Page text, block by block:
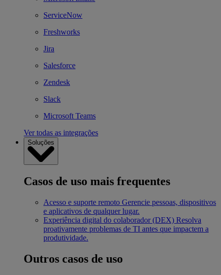
ServiceNow
Freshworks
Jira
Salesforce
Zendesk
Slack
Microsoft Teams
Ver todas as integrações
Soluções
Casos de uso mais frequentes
Acesso e suporte remoto Gerencie pessoas, dispositivos
e aplicativos de qualquer lugar.
Experiência digital do colaborador (DEX) Resolva
proativamente problemas de TI antes que impactem a
produtividade.
Outros casos de uso